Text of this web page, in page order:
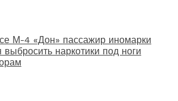
М-4 «Дон» пассажир иномарки
выбросить наркотики под ноги